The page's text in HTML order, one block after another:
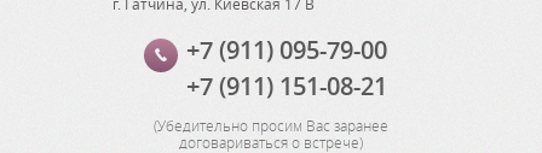
+7 (911) 095-79-00
+7 (911) 151-08-21
(Убедительно просим Вас заранее
договариваться о встрече)